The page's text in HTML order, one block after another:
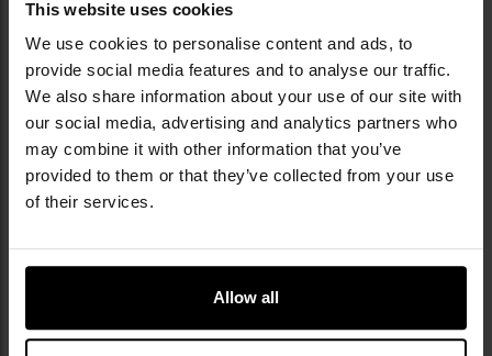
This website uses cookies
We use cookies to personalise content and ads, to
provide social media features and to analyse our traffic.
We also share information about your use of our site with
our social media, advertising and analytics partners who
may combine it with other information that you’ve
provided to them or that they’ve collected from your use
of their services.
Allow all
як Omni-Heat™ Reflective, що відбиває тепло
тіла, Omni-Tech™, яка забезпечує
водонепроникність і повітропроникність, а
також OutDry™, що гарантує повну
водонепроникність, продукція Columbia
гарантує надійність як на маршруті, так і в
повсякденному використанні.
Докладніше